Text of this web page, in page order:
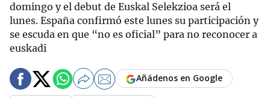
domingo y el debut de Euskal Selekzioa será el
lunes. España confirmó este lunes su participación y
se escuda en que “no es oficial” para no reconocer a
euskadi
Añádenos en Google